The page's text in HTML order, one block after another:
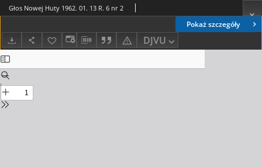
Pokaż szczegóły
DJVU
Głos Nowej Huty 1962. 01. 13 R. 6 nr 2